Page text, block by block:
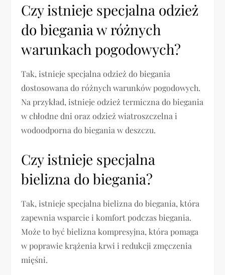
Czy istnieje specjalna odzież
do biegania w różnych
warunkach pogodowych?
Tak, istnieje specjalna odzież do biegania
dostosowana do różnych warunków pogodowych.
Na przykład, istnieje odzież termiczna do biegania
w chłodne dni oraz odzież wiatroszczelna i
wodoodporna do biegania w deszczu.
Czy istnieje specjalna
bielizna do biegania?
Tak, istnieje specjalna bielizna do biegania, która
zapewnia wsparcie i komfort podczas biegania.
Może to być bielizna kompresyjna, która pomaga
w poprawie krążenia krwi i redukcji zmęczenia
mięśni.